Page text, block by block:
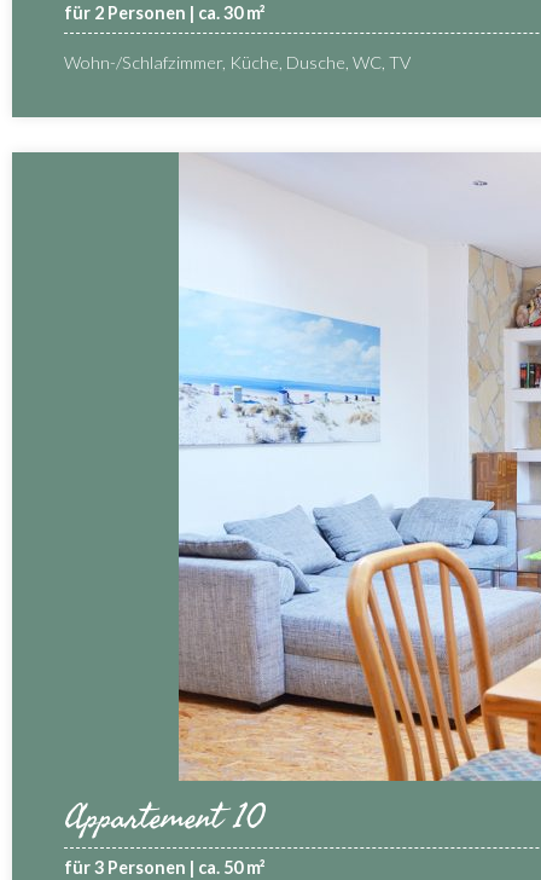
für 2 Personen | ca. 30 m²
Wohn-/Schlafzimmer, Küche, Dusche, WC, TV
Appartement 10
für 3 Personen | ca. 50 m²